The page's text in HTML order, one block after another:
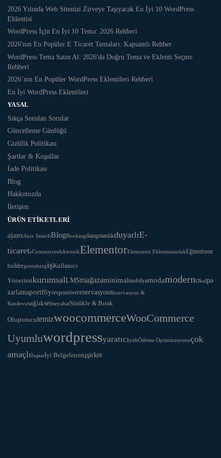
2026 Yılında Web Sitenizi Zirveye Taşıyacak En İyi 10 WordPress
Eklentisi
WordPress İçin En İyi 10 Tema: 2026 Rehberi
2026'nın En Popüler E Ticaret Temaları: Kapsamlı Rehber
WordPress Tema Satın Al: 2026'da Doğru Tema ve Eklenti Seçme
Rehberi
2026’nın En Popüler WordPress Eklentileri Rehberi
En İyi WordPress Eklentileri
YASAL
Sıkça Sorulan Sorular
Güncelleme Günlüğü
Gizlilik Politikası
Şartlar & Koşullar
İade Politikası
Blog
Hakkımızda
İletişim
ÜRÜN ETIKETLERI
ajansAjax SearchBlogBookingdanışmanlıkduyarlıE-
ticareteCommerceelektronikElementorElementor EklentisiemlakEğitimform
buildergutenbergişKullanıcı
YönetimikurumsalLMSmağazaminimalmobilyamodamodernOkulpa
zarlamaportföyresponsiverezervasyonRezervasyon &
RandevusağlıkseoseyahatSürükle & Bırak
OluşturucutemizwoocommerceWooCommerce
UyumluwordpressyaratıcıyithÖdeme Optimizasyonuçok
amaçlıİnşaatİyi Belgelenmişşirket